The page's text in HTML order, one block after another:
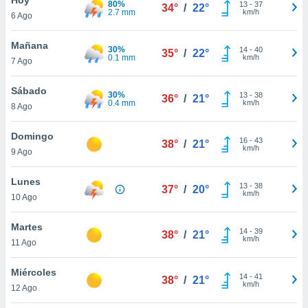
y
en
más
de
6 Ago
80%
2.7 mm
34° / 22° 13- 37
km/h
Mañana
7 Ago
30%
0.1 mm
35° / 22° 14- 40
km/h
Sábado
8 Ago
30%
0.4 mm
36° / 21° 13- 38
km/h
Domingo
9 Ago
38° / 21° 16- 43
km/h
Lunes
10 Ago
37° / 20° 13- 38
km/h
Martes
11 Ago
38° / 21° 14- 39
km/h
Miércoles
12 Ago
38° / 21° 14- 41
km/h